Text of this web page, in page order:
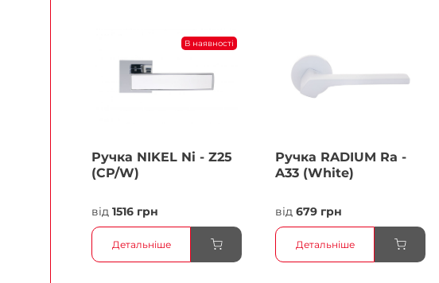
В наявності
Ручка NIKEL Ni - Z25
(CP/W)
від 1516 грн
Детальніше
Ручка RADIUM Ra -
A33 (White)
від679 грн
Детальніше